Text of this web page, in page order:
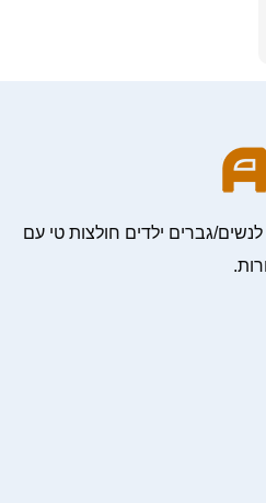
גברים ילדים חולצות טי עם